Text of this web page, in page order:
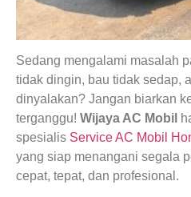
Sedang mengalami masalah
tidak dingin, bau tidak sedap,
dinyalakan? Jangan biarkan
terganggu! Wijaya AC Mobil
spesialis Service AC Mobil
yang siap menangani segala
cepat, tepat, dan profesional.